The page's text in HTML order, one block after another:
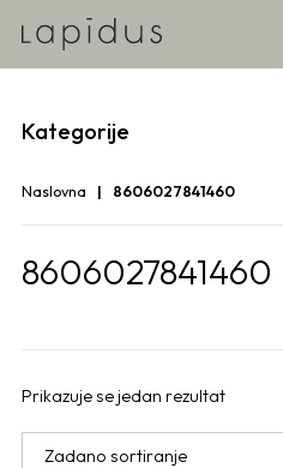
Kategorije
Naslovna 8606027841460
8606027841460
Prikazuje se jedan rezultat